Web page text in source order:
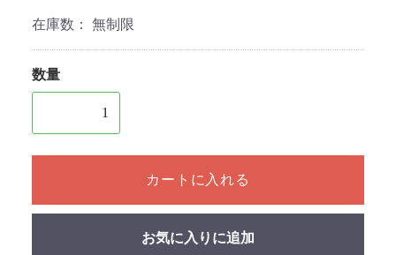
在庫数： 無制限
数量
1個以上の数量を入力してください
カートに入れる
お気に入りに追加